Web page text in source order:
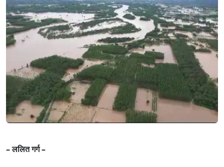
– ललित गर्ग –